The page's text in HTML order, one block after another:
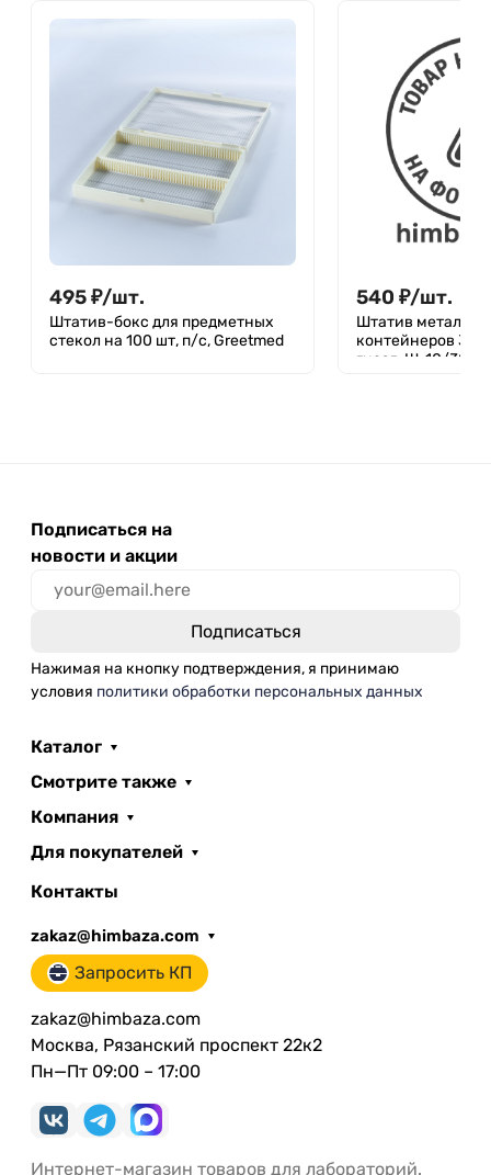
495₽/шт.
Штатив-бокс для предметных
стекол на 100 шт, п/с, Greetmed
540 ₽/шт.
Штатив
контейнеров 30
гнезд, Ш-10/30К
Подписаться на
новости и акции
Нажимая на кнопку подтверждения, я принимаю
условия политики обработки персональных данных
Каталог
Смотрите также
Компания
Для покупателей
Контакты
zakaz@himbaza.com
Запросить КП
zakaz@himbaza.com
Москва, Рязанский проспект 22к2
Пн—Пт 09:00 – 17:00
Интернет-магазин товаров для лабораторий.